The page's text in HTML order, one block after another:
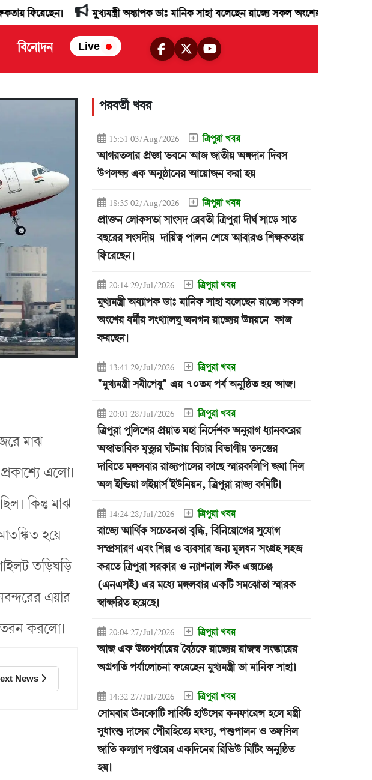
মুখ্যমন্ত্রী অধ্যাপক ডাঃ মানিক সাহা বলেছেন রাজ্যে সকল অংশের ধর্মীয় সংখ্যালঘু জনগন
বিনোদন Live
মাঝ
এলো।
কিন্তু মাঝ
হয়ে
তড়িঘড়ি
এয়ার
করলো।
News
পরবর্তী খবর
15:51 03/Aug/2026 ত্রিপুরা খবর
আগরতলার প্রজ্ঞা ভবনে আজ জাতীয় অঙ্গদান দিবস
উপলক্ষ্য এক অনুষ্ঠানের আয়োজন করা হয়
18:35 02/Aug/2026 ত্রিপুরা খবর
প্রাক্তন লোকসভা সাংসদ রেবতী ত্রিপুরা দীর্ঘ সাড়ে সাত
বছরের সংসদীয় দায়িত্ব পালন শেষে আবারও শিক্ষকতায়
ফিরেছেন।
20:14 29/Jul/2026 ত্রিপুরা খবর
মুখ্যমন্ত্রী অধ্যাপক ডাঃ মানিক সাহা বলেছেন রাজ্যে সকল
অংশের ধর্মীয় সংখ্যালঘু জনগন রাজ্যের উন্নয়নে কাজ
করছেন।
13:41 29/Jul/2026 ত্রিপুরা খবর
"মুখ্যমন্ত্রী সমীপেষু" এর ৭০তম পর্ব অনুষ্ঠিত হয় আজ।
20:01 28/Jul/2026 ত্রিপুরা খবর
ত্রিপুরা পুলিশের প্রয়াত মহা নির্দেশক অনুরাগ ধ্যানকরের
অস্বাভাবিক মৃত্যুর ঘটনায় বিচার বিভাগীয় তদন্তের
দাবিতে মঙ্গলবার রাজ্যপালের কাছে স্মারকলিপি জমা দিল
অল ইন্ডিয়া লইয়ার্স ইউনিয়ন, ত্রিপুরা রাজ্য কমিটি।
14:24 28/Jul/2026 ত্রিপুরা খবর
রাজ্যে আর্থিক সচেতনতা বৃদ্ধি, বিনিয়োগের সুযোগ
সম্প্রসারণ এবং শিল্প ও ব্যবসার জন্য মূলধন সংগ্রহ সহজ
করতে ত্রিপুরা সরকার ও ন্যাশনাল স্টক এক্সচেঞ্জ
(এনএসই) এর মধ্যে মঙ্গলবার একটি সমঝোতা স্মারক
স্বাক্ষরিত হয়েছে।
20:04 27/Jul/2026 ত্রিপুরা খবর
আজ এক উচ্চপর্যায়ের বৈঠকে রাজ্যের রাজস্ব সংস্কারের
অগ্রগতি পর্যালোচনা করেছেন মুখ্যমন্ত্রী ডা মানিক সাহা।
14:32 27/Jul/2026 ত্রিপুরা খবর
সোমবার ঊনকোটি সার্কিট হাউসের কনফারেন্স হলে মন্ত্রী
সুধাংশু দাসের পৌরহিত্যে মৎস্য, পশুপালন ও তফসিল
জাতি কল্যাণ দপ্তরের একদিনের রিভিউ মিটিং অনুষ্ঠিত
হয়।